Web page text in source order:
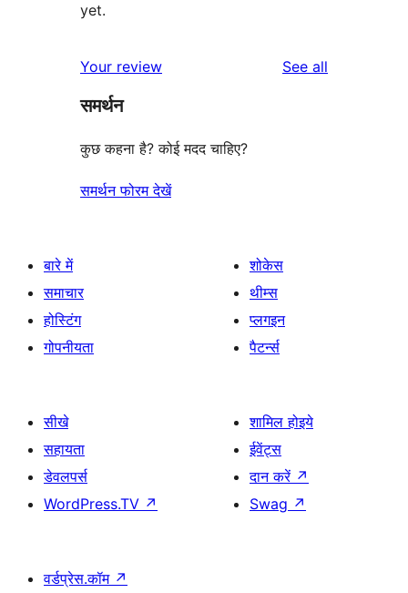
yet.
Your review See all
समर्थन
कुछ कहना है? कोई मदद चाहिए?
समर्थन फोरम देखें
बारे में
समाचार
होस्टिंग
गोपनीयता
शोकेस
थीम्स
प्लगइन
पैटर्न्स
सीखे
सहायता
डेवलपर्स
WordPress.TV ↗
शामिल होइये
ईवेंट्स
दान करें ↗
Swag ↗
वर्डप्रेस.कॉम ↗